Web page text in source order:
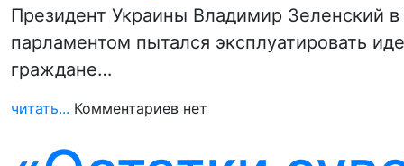
Президент Украины Владимир Зеленский
парламентом пытался эксплуатировать
граждане…
читать... Комментариев нет